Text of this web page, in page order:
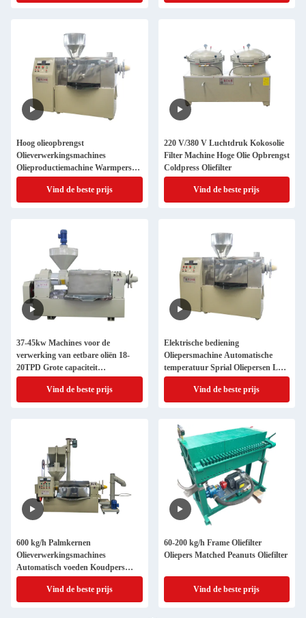
Hoog olieopbrengst
Olieverwerkingsmachines
Olieproductiemachine Warmpers
Zonnebloempitten Olie
Vind de beste prijs
220 V/380 V Luchtdruk Kokosolie
Filter Machine Hoge Olie Opbrengst
Coldpress Oliefilter
Vind de beste prijs
37-45kw Machines voor de
verwerking van eetbare oliën 18-
20TPD Grote capaciteit
Mosterdzaad Koudpers
Vind de beste prijs
Elektrische bediening
Oliepersmachine Automatische
temperatuur Sprial Oliepersen Lage
residuele oliepercentage
Vind de beste prijs
600 kg/h Palmkernen
Olieverwerkingsmachines
Automatisch voeden Koudpers
Aardnoten Olie extractie
Vind de beste prijs
60-200 kg/h Frame Oliefilter
Oliepers Matched Peanuts Oliefilter
Vind de beste prijs